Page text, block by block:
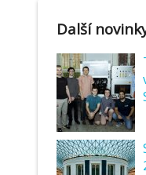
Další